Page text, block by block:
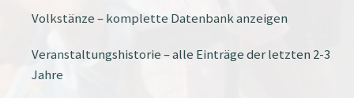
Volkstänze – komplette Datenbank anzeigen
Veranstaltungshistorie – alle Einträge der letzten 2-3
Jahre